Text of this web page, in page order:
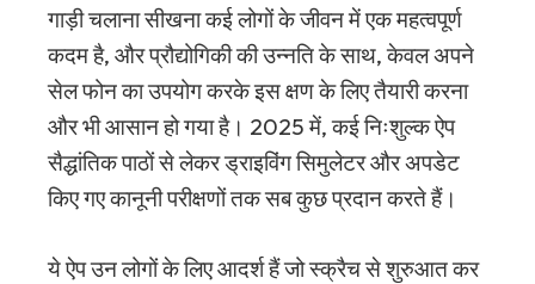
गाड़ी चलाना सीखना कई लोगों के जीवन में एक महत्वपूर्ण
कदम है, और प्रौद्योगिकी की उन्नति के साथ, केवल अपने
सेल फोन का उपयोग करके इस क्षण के लिए तैयारी करना
और भी आसान हो गया है। 2025 में, कई निःशुल्क ऐप
सैद्धांतिक पाठों से लेकर ड्राइविंग सिमुलेटर और अपडेट
किए गए कानूनी परीक्षणों तक सब कुछ प्रदान करते हैं।
ये ऐप उन लोगों के लिए आदर्श हैं जो स्क्रैच से शुरुआत कर